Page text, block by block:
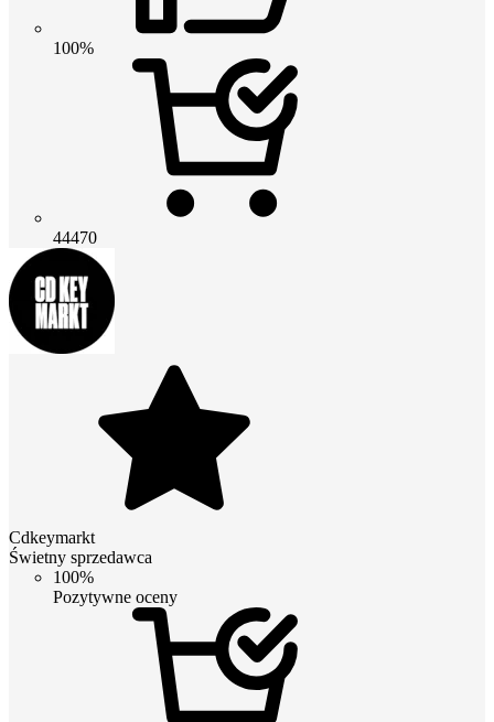
100%
44470
Cdkeymarkt
Świetny sprzedawca
100%
Pozytywne oceny